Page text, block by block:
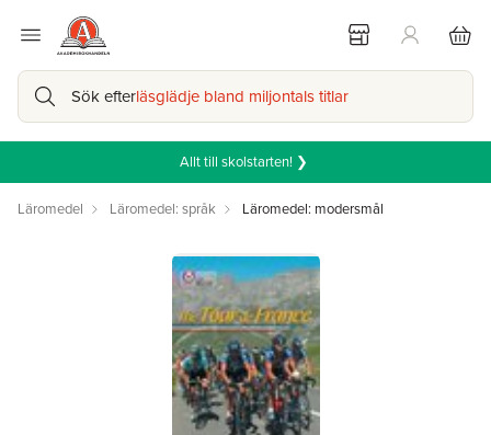
Sök efterläsglädje bland miljontals titlar
Allt till skolstarten! ❯
Läromedel Läromedel: språk Läromedel: modersmål